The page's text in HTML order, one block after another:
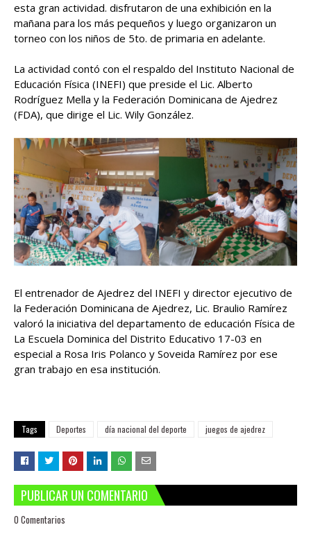
esta gran actividad. disfrutaron de una exhibición en la
mañana para los más pequeños y luego organizaron un
torneo con los niños de 5to. de primaria en adelante.
La actividad contó con el respaldo del Instituto Nacional de
Educación Física (INEFI) que preside el Lic. Alberto
Rodríguez Mella y la Federación Dominicana de Ajedrez
(FDA), que dirige el Lic. Wily González.
El entrenador de Ajedrez del INEFI y director ejecutivo de
la Federación Dominicana de Ajedrez, Lic. Braulio Ramírez
valoró la iniciativa del departamento de educación Física de
La Escuela Dominica del Distrito Educativo 17-03 en
especial a Rosa Iris Polanco y Soveida Ramírez por ese
gran trabajo en esa institución.
Tags Deportes día nacional del deporte juegos de ajedrez
PUBLICAR UN COMENTARIO
0 Comentarios